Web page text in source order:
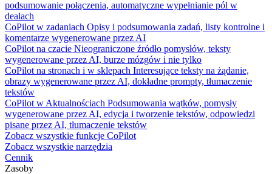
podsumowanie połączenia, automatyczne wypełnianie pól w
dealach
CoPilot w zadaniach Opisy i podsumowania zadań, listy kontrolne i
komentarze wygenerowane przez AI
CoPilot na czacie Nieograniczone źródło pomysłów, teksty
wygenerowane przez AI, burze mózgów i nie tylko
CoPilot na stronach i w sklepach Interesujące teksty na żądanie,
obrazy wygenerowane przez AI, dokładne prompty, tłumaczenie
tekstów
CoPilot w Aktualnościach Podsumowania wątków, pomysły
wygenerowane przez AI, edycja i tworzenie tekstów, odpowiedzi
pisane przez AI, tłumaczenie tekstów
Zobacz wszystkie funkcje CoPilot
Zobacz wszystkie narzędzia
Cennik
Zasoby